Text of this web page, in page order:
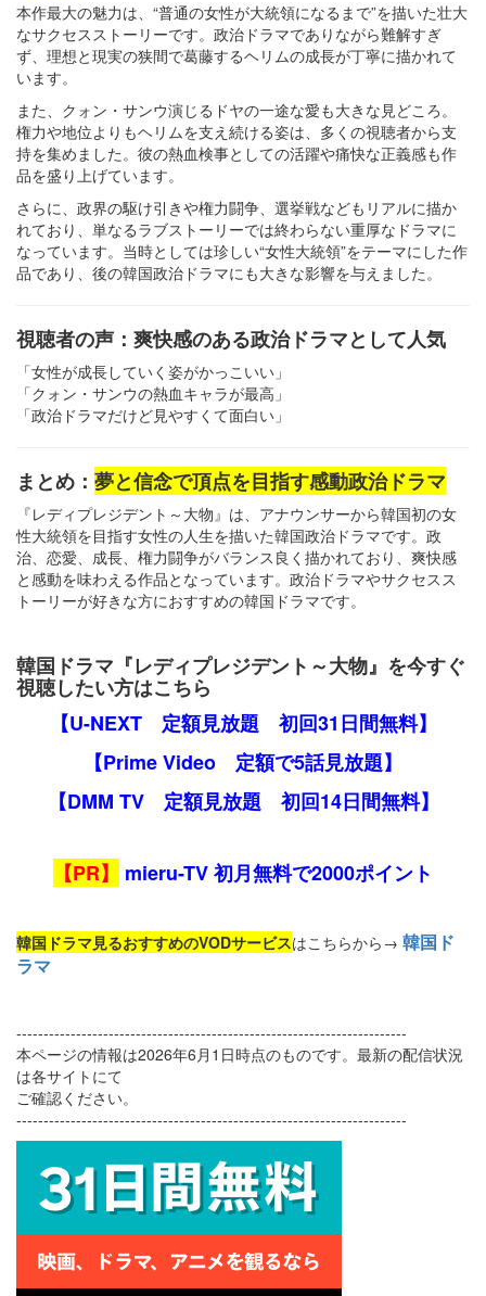
本作最大の魅力は、“普通の女性が大統領になるまで”を描いた壮大
なサクセスストーリーです。政治ドラマでありながら難解すぎ
ず、理想と現実の狭間で葛藤するヘリムの成長が丁寧に描かれて
います。
また、クォン・サンウ演じるドヤの一途な愛も大きな見どころ。
権力や地位よりもヘリムを支え続ける姿は、多くの視聴者から支
持を集めました。彼の熱血検事としての活躍や痛快な正義感も作
品を盛り上げています。
さらに、政界の駆け引きや権力闘争、選挙戦などもリアルに描か
れており、単なるラブストーリーでは終わらない重厚なドラマに
なっています。当時としては珍しい“女性大統領”をテーマにした作
品であり、後の韓国政治ドラマにも大きな影響を与えました。
視聴者の声：爽快感のある政治ドラマとして人気
「女性が成長していく姿がかっこいい」
「クォン・サンウの熱血キャラが最高」
「政治ドラマだけど見やすくて面白い」
まとめ： 夢と信念で頂点を目指す感動政治ドラマ
『レディプレジデント～大物』は、アナウンサーから韓国初の女
性大統領を目指す女性の人生を描いた韓国政治ドラマです。政
治、恋愛、成長、権力闘争がバランス良く描かれており、爽快感
と感動を味わえる作品となっています。政治ドラマやサクセスス
トーリーが好きな方におすすめの韓国ドラマです。
韓国ドラマ『レディプレジデント～大物』を今すぐ
視聴したい方はこちら
【U-NEXT 定額見放題 初回31日間無料】
【Prime Video 定額で5話見放題】
【DMM TV 定額見放題 初回14日間無料】
【PR】 mieru-TV 初月無料で2000ポイント
韓国ドラマ見るおすすめのVODサービスはこちらから→ 韓国ド
ラマ
------------------------------------------------------------------------
本ページの情報は2026年6月1日時点のものです。最新の配信状況
は各サイトにて
ご確認ください。
------------------------------------------------------------------------